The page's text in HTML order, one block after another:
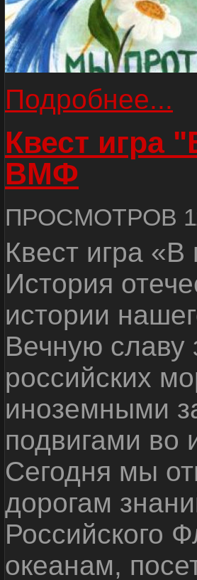
Подробнее...
Квест игра
ВМФ
ПРОСМОТРОВ
Квест игра
История
истории
Вечную славу
российских
иноземными
подвигами во
Сегодня мы
дорогам
Российского
океанам,